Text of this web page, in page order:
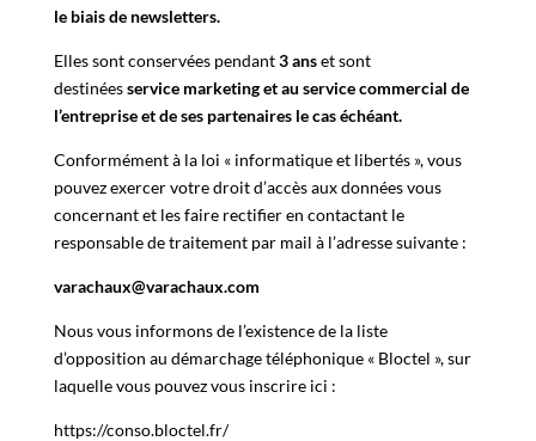
le biais de newsletters.
Elles sont conservées pendant3 anset sont
destinéesservice marketing et au service commercial de
l’entreprise et de ses partenaires le cas échéant.
Conformément à la loi « informatique et libertés », vous
pouvez exercer votre droit d’accès aux données vous
concernant et les faire rectifier en contactant le
responsable de traitement par mail à l’adresse suivante :
varachaux@varachaux.com
Nous vous informons de l’existence de la liste
d’opposition au démarchage téléphonique « Bloctel », sur
laquelle vous pouvez vous inscrire ici :
https://conso.bloctel.fr/